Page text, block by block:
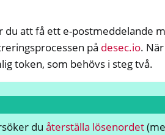
du att få ett e-postmeddelande
på desec.io.
token, som behövs i steg två.
du återställa lösenordet